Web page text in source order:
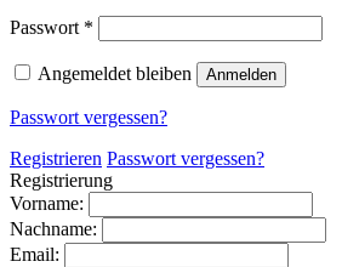
Passwort *
Angemeldet bleiben Anmelden
Passwort vergessen?
Registrieren Passwort vergessen?
Registrierung
Vorname:
Nachname:
Email: